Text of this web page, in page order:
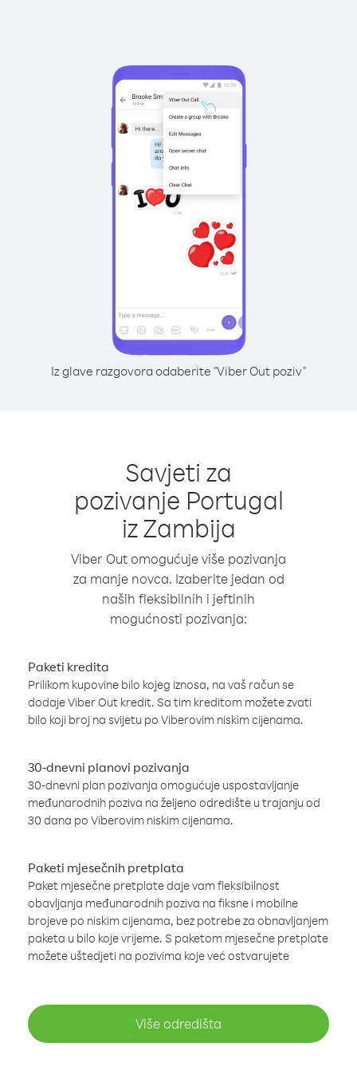
Iz glave razgovora odaberite "Viber Out poziv"
Savjeti za
pozivanje Portugal
iz Zambija
Viber Out omogućuje više pozivanja
za manje novca. Izaberite jedan od
naših fleksibilnih i jeftinih
mogućnosti pozivanja:
Paketi kredita
Prilikom kupovine bilo kojeg iznosa, na vaš račun se
dodaje Viber Out kredit. Sa tim kreditom možete zvati
bilo koji broj na svijetu po Viberovim niskim cijenama.
30-dnevni planovi pozivanja
30-dnevni plan pozivanja omogućuje uspostavljanje
međunarodnih poziva na željeno odredište u trajanju od
30 dana po Viberovim niskim cijenama.
Paketi mjesečnih pretplata
Paket mjesečne pretplate daje vam fleksibilnost
obavljanja međunarodnih poziva na fiksne i mobilne
brojeve po niskim cijenama, bez potrebe za obnavljanjem
paketa u bilo koje vrijeme. S paketom mjesečne pretplate
možete uštedjeti na pozivima koje već ostvarujete
Više odredišta